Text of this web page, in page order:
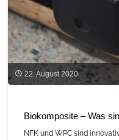
22. August 2020
Biokomposite – Was
NFK und WPC sind